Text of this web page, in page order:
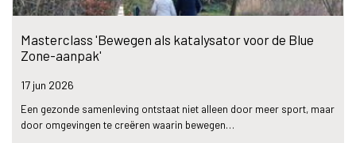
Masterclass 'Bewegen als katalysator voor de Blue
Zone-aanpak'
17 jun 2026
Een gezonde samenleving ontstaat niet alleen door meer sport, maar
door omgevingen te creëren waarin bewegen…